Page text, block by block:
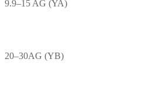
9.9–15 AG (YA)
20–30AG (YB)